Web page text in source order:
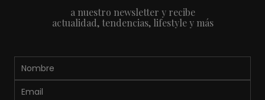
a nuestro newsletter y recibe
actualidad, tendencias, lifestyle y más